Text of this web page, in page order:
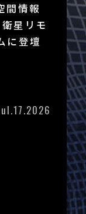
間情報
星リモ
に登壇